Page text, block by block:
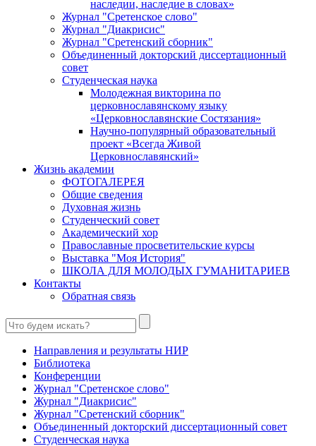
наследии, наследие в словах»
Журнал "Сретенское слово"
Журнал "Диакрисис"
Журнал "Сретенский сборник"
Объединенный докторский диссертационный
совет
Студенческая наука
Молодежная викторина по
церковнославянскому языку
«Церковнославянские Состязания»
Научно-популярный образовательный
проект «Всегда Живой
Церковнославянский»
Жизнь академии
ФОТОГАЛЕРЕЯ
Общие сведения
Духовная жизнь
Студенческий совет
Академический хор
Православные просветительские курсы
Выставка "Моя История"
ШКОЛА ДЛЯ МОЛОДЫХ ГУМАНИТАРИЕВ
Контакты
Обратная связь
Направления и результаты НИР
Библиотека
Конференции
Журнал "Сретенское слово"
Журнал "Диакрисис"
Журнал "Сретенский сборник"
Объединенный докторский диссертационный совет
Студенческая наука